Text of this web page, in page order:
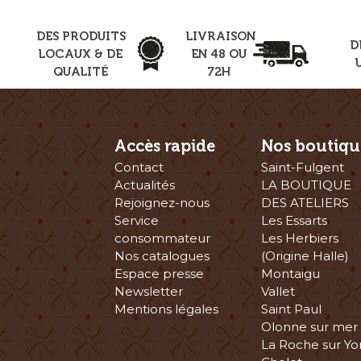
DES PRODUITS
LOCAUX & DE
QUALITÉ
LIVRAISON
EN 48 OU
72H
Accès rapide
Contact
Actualités
Rejoignez-nous
Service
consommateur
Nos catalogues
Espace presse
Newsletter
Mentions légales
Nos
Saint-Fulgent
LA BOUTIQUE
DES ATELIERS
Les Essarts
Les Herbiers
(Origine Halle)
Montaigu
Vallet
Saint Paul
Olonne sur mer
La Roche sur